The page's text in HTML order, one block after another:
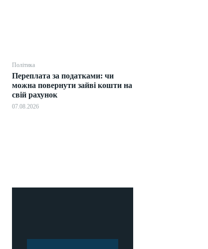
Політика
Переплата за податками: чи
можна повернути зайві кошти на
свій рахунок
07.08.2026